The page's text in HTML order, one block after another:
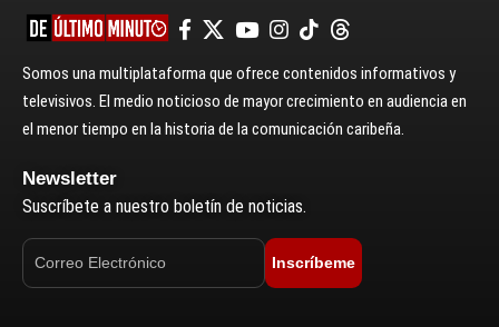
Somos una multiplataforma que ofrece contenidos informativos y
televisivos. El medio noticioso de mayor crecimiento en audiencia en
el menor tiempo en la historia de la comunicación caribeña.
Newsletter
Suscríbete a nuestro boletín de noticias.
Inscríbeme